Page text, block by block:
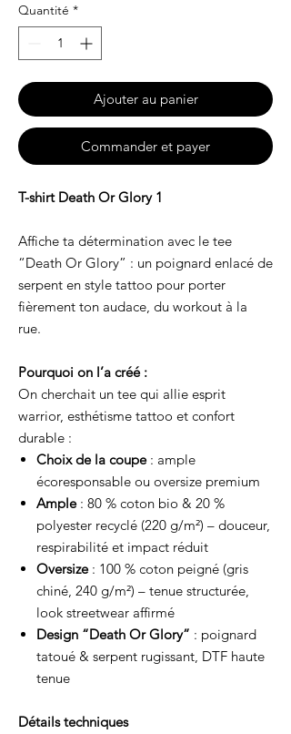
Quantité *
Ajouter au panier
Commander et payer
T-shirt Death Or Glory 1
Affiche ta détermination avec le tee
“Death Or Glory” : un poignard enlacé de
serpent en style tattoo pour porter
fièrement ton audace, du workout à la
rue.
Pourquoi on l’a créé :
On cherchait un tee qui allie esprit
warrior, esthétisme tattoo et confort
durable :
Choix de la coupe: ample
écoresponsable ou oversize premium
Ample: 80 % coton bio & 20 %
polyester recyclé (220 g/m²) – douceur,
respirabilité et impact réduit
Oversize: 100 % coton peigné (gris
chiné, 240 g/m²) – tenue structurée,
look streetwear affirmé
Design “Death Or Glory” : poignard
tatoué & serpent rugissant, DTF haute
tenue
Détails techniques